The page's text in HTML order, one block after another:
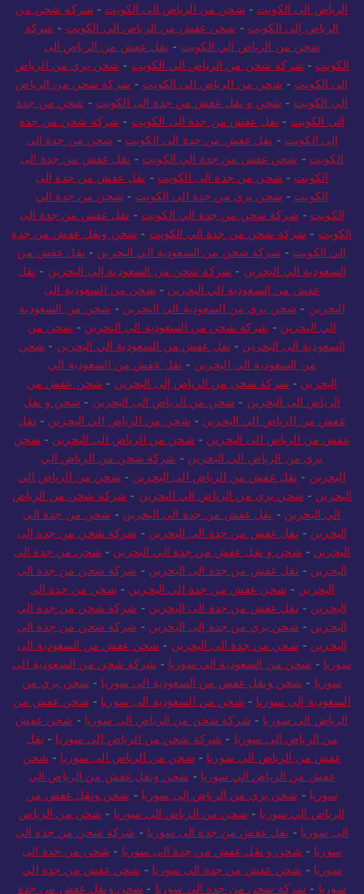
الرياض الى الكويت - شحن من الرياض الى الكويت - شركة شحن من
الرياض إلى الكويت - شحن عفش من الرياض الي الكويت - شركة
شحن من الرياض الي الكويت - نقل عفش من الرياض الى
الكويت - شركة شحن من الرياض الي الكويت - شحن بري من الرياض
الي الكويت - شحن من الرياض الى الكويت - شركة شحن من الرياض
الي الكويت - شحن و نقل عفش من جدة الى الكويت - شحن من جدة
الى الكويت - نقل عفش من جدة الى الكويت - شركة شحن من جدة
إلى الكويت - نقل عفش من جدة الى الكويت - شحن من جدة الى
الكويت - شحن عفش من جدة الي الكويت - نقل عفش من جدة الى
الكويت - شحن من جدة الى الكويت - نقل عفش من جدة إلى
الكويت - شحن بري من جدة الي الكويت - شحن من جدة الي
الكويت - شركة شحن من جدة الي الكويت - نقل عفش من جدة الى
الكويت - شركة شحن من جدة الي الكويت - شحن ونقل عفش من جدة
الي الكويت - شركة شحن من السعودية الي البحرين - نقل عفش من
السعودية الي البحرين - شركة شحن من السعودية إلى البحرين - نقل
عفش من السعودية الي البحرين - شحن من السعودية الى
البحرين - شحن بري من السعودية الي البحرين - شحن من السعودية
الي البحرين - شركة شحن من السعودية الي البحرين - شحن من
السعودية الى البحرين - نقل عفش من السعودية الي البحرين - شحن
من السعودية الي البحرين - نقل عفش من السعودية الي
البحرين - شركة شحن من الرياض إلى البحرين - شحن عفش من
الرياض الى البحرين - شحن من الرياض الى البحرين - شحن و نقل
عفش من الرياض الي البحرين - شحن من الرياض الي البحرين - نقل
عفش من الرياض الى البحرين - شحن من الرياض الى البحرين - شحن
بري من الرياض الي البحرين - شركة شحن من الرياض الي
البحرين - نقل عفش من الرياض الى البحرين - شحن من الرياض الي
البحرين - شحن بري من الرياض الي البحرين - شركة شحن من الرياض
الي البحرين - نقل عفش من جدة الى البحرين - شحن من جدة الي
البحرين - نقل عفش من جدة الى البحرين - شركة شحن من جدة إلى
البحرين - شحن و نقل عفش من جدة الي البحرين - شحن من جدة الى
البحرين - نقل عفش من جدة الى البحرين - شركة شحن من جدة الي
البحرين - شحن عفش من جدة الي البحرين - شحن من جدة الى
البحرين - نقل عفش من جدة الى البحرين - شركة شحن من جدة الي
البحرين - شحن بري من جدة إلى البحرين - شركة شحن من جدة الي
البحرين - شحن من جدة الى البحرين - شحن عفش من السعودية الى
سوريا - شحن من السعودية الى سوريا - شركة شحن من السعودية الى
سوريا - شحن ونقل عفش من السعودية الي سوريا - شحن بري من
السعودية إلى سوريا - شحن من السعودية الى سوريا - شحن عفش من
الرياض الى سوريا - شركة شحن من الرياض الى سوريا - شحن عفش
من الرياض الي سوريا - شركة شحن من الرياض الي سوريا - نقل
عفش من الرياض الى سوريا - شحن من الرياض الى سوريا - شحن
عفش من الرياض الي سوريا - شحن ونقل عفش من الرياض الي
سوريا - شحن بري من الرياض إلى سوريا - شحن ونقل عفش من
الرياض الي سوريا - شحن من الرياض الى سوريا - شحن من الرياض
الى سوريا - نقل عفش من جدة الى سوريا - شركة شحن من جدة الى
سوريا - شحن و نقل عفش من جدة الى سوريا - شحن من جدة الى
سوريا - شحن عفش من جدة الى سوريا - شحن عفش من جدة الي
سوريا - شركة شحن من جدة الي سوريا - شحن ونقل عفش من جدة